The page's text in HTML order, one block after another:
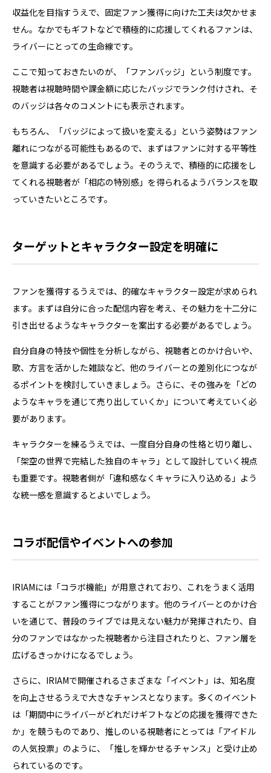
収益化を目指すうえで、固定ファン獲得に向けた工夫は欠かせま
せん。なかでもギフトなどで積極的に応援してくれるファンは、
ライバーにとっての生命線です。
ここで知っておきたいのが、「ファンバッジ」という制度です。
視聴者は視聴時間や課金額に応じたバッジでランク付けされ、そ
のバッジは各々のコメントにも表示されます。
もちろん、「バッジによって扱いを変える」という姿勢はファン
離れにつながる可能性もあるので、まずはファンに対する平等性
を意識する必要があるでしょう。そのうえで、積極的に応援をし
てくれる視聴者が「相応の特別感」を得られるようバランスを取
っていきたいところです。
ターゲットとキャラクター設定を明確に
ファンを獲得するうえでは、的確なキャラクター設定が求められ
ます。まずは自分に合った配信内容を考え、その魅力を十二分に
引き出せるようなキャラクターを案出する必要があるでしょう。
自分自身の特技や個性を分析しながら、視聴者とのかけ合いや、
歌、方言を活かした雑談など、他のライバーとの差別化につなが
るポイントを検討していきましょう。さらに、その強みを「どの
ようなキャラを通じて売り出していくか」について考えていく必
要があります。
キャラクターを練るうえでは、一度自分自身の性格と切り離し、
「架空の世界で完結した独自のキャラ」として設計していく視点
も重要です。視聴者側が「違和感なくキャラに入り込める」よう
な統一感を意識するとよいでしょう。
コラボ配信やイベントへの参加
IRIAMには「コラボ機能」が用意されており、これをうまく活用
することがファン獲得につながります。他のライバーとのかけ合
いを通じて、普段のライブでは見えない魅力が発揮されたり、自
分のファンではなかった視聴者から注目されたりと、ファン層を
広げるきっかけになるでしょう。
さらに、IRIAMで開催されるさまざまな「イベント」は、知名度
を向上させるうえで大きなチャンスとなります。多くのイベント
は「期間中にライバーがどれだけギフトなどの応援を獲得できた
か」を競うものであり、推しのいる視聴者にとっては「アイドル
の人気投票」のように、「推しを輝かせるチャンス」と受け止め
られているのです。